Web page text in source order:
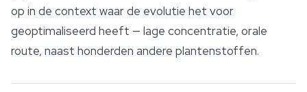
op in de context waar de evolutie het voor
geoptimaliseerd heeft — lage concentratie, orale
route, naast honderden andere plantenstoffen.